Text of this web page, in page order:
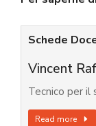
Schede
Vincent
Tecnico per il
Read more